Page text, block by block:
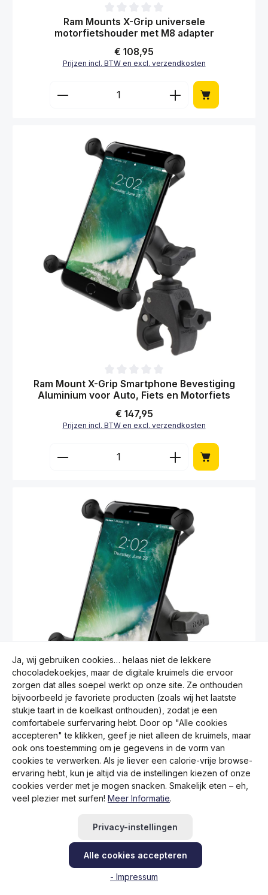
Gemiddelde waardering van 0 van 5 sterren
Ram Mounts X-Grip universele
motorfietshouder met M8 adapter
Normale prijs:
€ 108,95
Prijzen incl. BTW en excl. verzendkosten
Producthoeveelheid: Voer de gewenste
Gemiddelde waardering van 0 van 5 sterren
Ram Mount X-Grip Smartphone Bevestiging
Aluminium voor Auto, Fiets en Motorfiets
Normale prijs:
€ 147,95
Prijzen incl. BTW en excl. verzendkosten
Producthoeveelheid: Voer de gewenste
Gemiddelde waardering van 0 van 5 sterren
Ram Mounts X-Grip Universele houder voor
grote mobiele telefoons, fiets en motorfiets
Normale prijs:
€ 112,20
Prijzen incl. BTW en excl. verzendkosten
Ja, wij gebruiken cookies… helaas niet de lekkere
chocoladekoekjes, maar de digitale kruimels die ervoor
zorgen dat alles soepel werkt op onze site. Ze onthouden
bijvoorbeeld je favoriete producten (zoals wij het laatste
stukje taart in de koelkast onthouden), zodat je een
comfortabele surfervaring hebt. Door op "Alle cookies
accepteren" te klikken, geef je niet alleen de kruimels, maar
ook ons toestemming om je gegevens in de vorm van
cookies te verwerken. Als je liever een calorie-vrije browse-
ervaring hebt, kun je altijd via de instellingen kiezen of onze
cookies verder met je mogen snacken. Smakelijk eten – eh,
veel plezier met surfen! Meer Informatie.
Privacy-instellingen
Alle cookies accepteren
- Impressum